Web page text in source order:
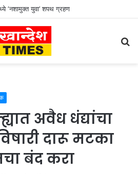
‘नशामुक्त युवा’ शपथ ग्रहण
अवैध धंद्यांचा
दारू मटका
बंद करा